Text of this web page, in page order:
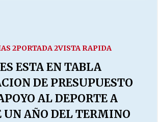
2PORTADA 2VISTA RAPIDA
ESTA EN TABLA
DE PRESUPUESTO
AL DEPORTE A
UN AÑO DEL TERMINO